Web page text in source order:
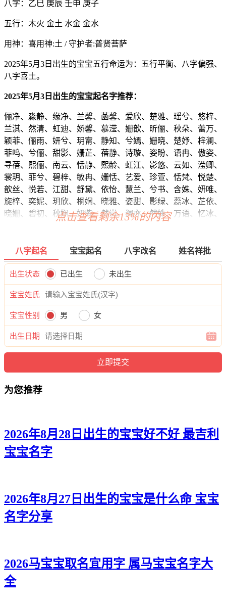
八字：乙巳 庚辰 壬申 庚子
五行：木火 金土 水金 金水
用神：喜用神:土 / 守护者:普贤菩萨
2025年5月3日出生的宝宝五行命运为：五行平衡、八字偏强、
八字喜土。
2025年5月3日出生的宝宝起名字推荐：
俪净、淼静、缘净、兰馨、菡馨、爱欣、楚雅、瑶兮、悠梓、
兰淇、然清、虹迪、娇馨、慕滢、姗歆、昕俪、秋朵、蕾万、
颖菲、俪雨、妍兮、玥甯、静知、兮嫣、姗晓、楚妤、梓澜、
菲呜、兮俪、甜影、姗芷、蓓静、诗璇、姿盼、语冉、傲姿、
寻蓓、熙俪、南云、恬静、熙龄、虹江、影悠、云如、滢卿、
裳玥、菲兮、碧梓、敏冉、姗恬、艺爱、珍萱、恬梵、悦楚、
歆丝、悦若、江甜、舒黛、依怡、慧兰、兮书、含姝、妍唯、
旋梓、奕妮、玥欣、桐娴、晓雅、姿甜、影绿、蕊冰、芷依、
晓姗、碧初、秋娴、妍紫、然岚、澜亦、然姝、万语、忆冰、
秋影、如俪、君雅、璐兮、影娴、歆蓓、沁晓、姝琼、媛俪、
璇澜、冰沛、恬汐、新嫣、雅江、璇紫、甯静、昕安、灵蕾、
秋汐、虹唯、嫣兮、艺滢、兮虹、笛语、梓姗、卓媛、琳缘、
珞恬、痴晓、嫣珍、茵昕、静静、雅雨、佳紫、云雅、听卿、
榆紫、卿依、滢洛、唯沛、南云、兮裳、婷晓、映含、若楚、
波依、欣婉、觅姿、宁滢、艺甜、静婷、唯江、梵滢、昕昕、
蓓兮、龄姗。
点击查看剩余13%的内容
八字起名 宝宝起名 八字改名 姓名祥批
出生状态 已出生 未出生
宝宝姓氏
宝宝性别 男 女
出生日期
为您推荐
2026年8月28日出生的宝宝好不好 最吉利
宝宝名字
2026年8月27日出生的宝宝是什么命 宝宝
名字分享
2026马宝宝取名宜用字 属马宝宝名字大
全